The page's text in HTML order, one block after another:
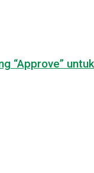
“Approve”